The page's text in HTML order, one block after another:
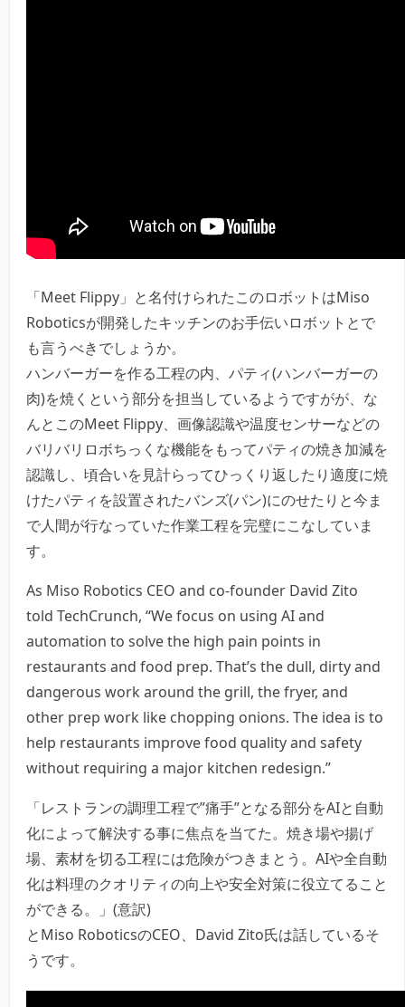
「Meet Flippy」と名付けられたこのロボットはMiso
Roboticsが開発したキッチンのお手伝いロボットとで
も言うべきでしょうか。
ハンバーガーを作る工程の内、パティ(ハンバーガーの
肉)を焼くという部分を担当しているようですがが、な
んとこのMeet Flippy、画像認識や温度センサーなどの
バリバリロボちっくな機能をもってパティの焼き加減を
認識し、頃合いを見計らってひっくり返したり適度に焼
けたパティを設置されたバンズ(パン)にのせたりと今ま
で人間が行なっていた作業工程を完璧にこなしていま
す。
As Miso Robotics CEO and co-founder David Zito
told TechCrunch, “We focus on using AI and
automation to solve the high pain points in
restaurants and food prep. That’s the dull, dirty and
dangerous work around the grill, the fryer, and
other prep work like chopping onions. The idea is to
help restaurants improve food quality and safety
without requiring a major kitchen redesign.”
「レストランの調理工程で”痛手”となる部分をAIと自動
化によって解決する事に焦点を当てた。焼き場や揚げ
場、素材を切る工程には危険がつきまとう。AIや全自動
化は料理のクオリティの向上や安全対策に役立てること
ができる。」 (意訳)
とMiso RoboticsのCEO、David Zito氏は話しているそ
うです。